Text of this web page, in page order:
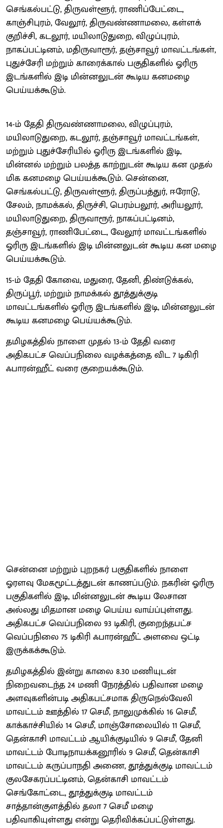
செங்கல்பட்டு, திருவள்ளூர், ராணிப்பேட்டை,
காஞ்சிபுரம், வேலூர், திருவண்ணாமலை, கள்ளக்
குறிச்சி, கடலூர், மயிலாடுதுறை, விழுப்புரம்,
நாகப்பட்டினம், மதிருவாரூர், தஞ்சாவூர் மாவட்டங்கள்,
புதுச்சேரி மற்றும் காரைக்கால் பகுதிகளில் ஓரிரு
இடங்களில் இடி மின்னலுடன் கூடிய கனமழை
பெய்யக்கூடும்.
14-ம் தேதி திருவண்ணாமலை, விழுப்புரம்,
மயிலாடுதுறை, கடலூர், தஞ்சாவூர் மாவட்டங்கள்,
மற்றும் புதுச்சேரியில் ஓரிரு இடங்களில் இடி,
மின்னல் மற்றும் பலத்த காற்றுடன் கூடிய கன முதல்
மிக கனமழை பெய்யக்கூடும். சென்னை,
செங்கல்பட்டு, திருவள்ளூர், திருப்பத்துர், ஈரோடு,
சேலம், நாமக்கல், திருச்சி, பெரம்பலூர், அரியலூர்,
மயிலாடுதுறை, திருவாரூர், நாகப்பட்டினம்,
தஞ்சாவூர், ராணிபேட்டை, வேலூர் மாவட்டங்களில்
ஓரிரு இடங்களில் இடி மின்னலுடன் கூடிய கன மழை
பெய்யக்கூடும்.
15-ம் தேதி கோவை, மதுரை, தேனி, திண்டுக்கல்,
திருப்பூர், மற்றும் நாமக்கல் தூத்துக்குடி
மாவட்டங்களில் ஓரிரு இடங்களில் இடி, மின்னலுடன்
கூடிய கனமழை பெய்யக்கூடும்.
தமிழகத்தில் நாளை முதல் 13-ம் தேதி வரை
அதிகபட்ச வெப்பநிலை வழக்கத்தை விட 7 டிகிரி
ஃபாரன்ஹீட் வரை குறையக்கூடும்.
சென்னை மற்றும் புறநகர் பகுதிகளில் நாளை
ஓரளவு மேகமூட்டத்துடன் காணப்படும். நகரின் ஓரிரு
பகுதிகளில் இடி, மின்னலுடன் கூடிய லேசான
அல்லது மிதமான மழை பெய்ய வாய்ப்புள்ளது.
அதிகபட்ச வெப்பநிலை 93 டிகிரி, குறைந்தபட்ச
வெப்பநிலை 75 டிகிரி ஃபாரன்ஹீட் அளவை ஒட்டி
இருக்கக்கூடும்.
தமிழகத்தில் இன்று காலை 8.30 மணியுடன்
நிறைவடைந்த 24 மணி நேரத்தில் பதிவான மழை
அளவுகளின்படி அதிகபட்சமாக திருநெல்வேலி
மாவட்டம் ஊத்தில் 17 செமீ, நாலுமுக்கில் 16 செமீ,
காக்காச்சியில் 14 செமீ, மாஞ்சோலையில் 11 செமீ,
தென்காசி மாவட்டம் ஆயிக்குடியில் 9 செமீ, தேனி
மாவட்டம் போடிநாயக்கனூரில் 9 செமீ, தென்காசி
மாவட்டம் கருப்பாநதி அணை, தூத்துக்குடி மாவட்டம்
குலசேகரப்பட்டினம், தென்காசி மாவட்டம்
செங்கோட்டை, தூத்துக்குடி மாவட்டம்
சாத்தான்குளத்தில் தலா 7 செமீ மழை
பதிவாகியுள்ளது என்று தெரிவிக்கப்பட்டுள்ளது.